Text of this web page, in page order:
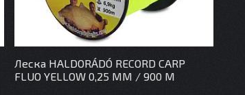
Леска HALDORÁDÓ RECORD CARP
FLUO YELLOW 0,25 MM / 900 M